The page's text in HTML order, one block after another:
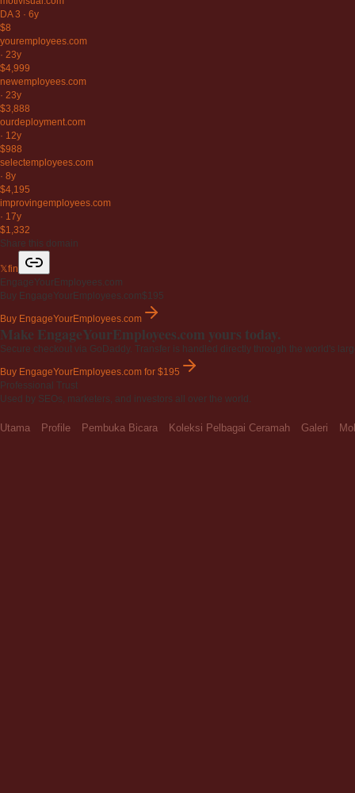
DA 3 · 6y
$8
youremployees.com
· 23y
$4,999
newemployees.com
· 23y
$3,888
ourdeployment.com
· 12y
$988
selectemployees.com
· 8y
$4,195
improvingemployees.com
· 17y
$1,332
Share this domain
𝕏fin
EngageYourEmployees.com
Buy EngageYourEmployees.com$195
Buy EngageYourEmployees.com
Make EngageYourEmployees.com yours today.
Secure checkout via GoDaddy. Transfer is handled directly through the world's
Buy EngageYourEmployees.com for $195
Professional Trust
Used by SEOs, marketers, and investors all over the world.
Utama Profile Pembuka Bicara Koleksi Pelbagai Ceramah Galeri